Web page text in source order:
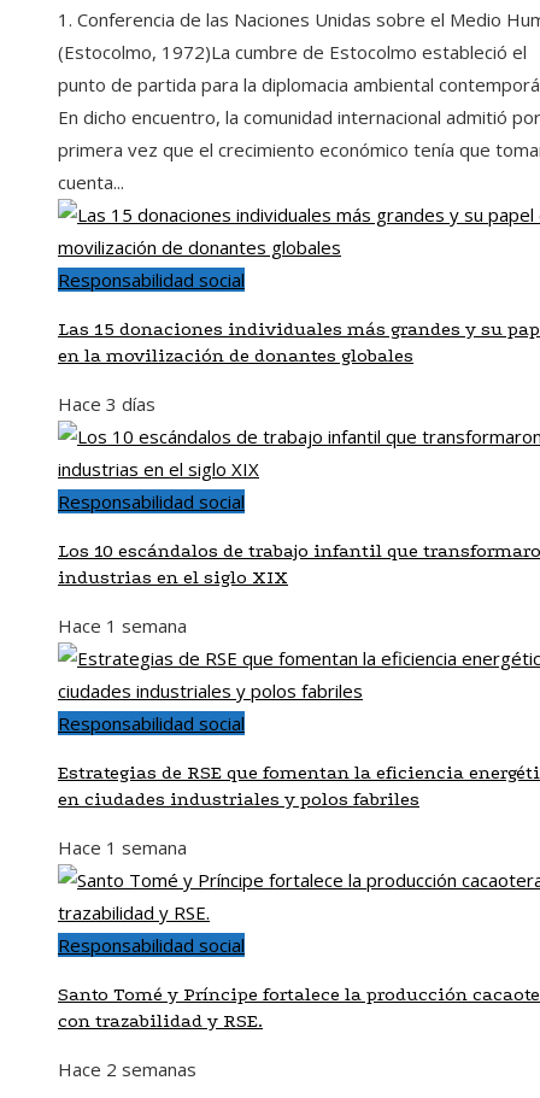
1. Conferencia de las Naciones Unidas sobre el Medio
(Estocolmo, 1972)La cumbre de Estocolmo estableció el
punto de partida para la diplomacia ambiental
En dicho encuentro, la comunidad internacional admitió por
primera vez que el crecimiento económico tenía que
cuenta...
Responsabilidad social
Las 15 donaciones individuales más grandes y su
en la movilización de donantes globales
Hace 3 días
Responsabilidad social
Los 10 escándalos de trabajo infantil que
industrias en el siglo XIX
Hace 1 semana
Responsabilidad social
Estrategias de RSE que fomentan la eficiencia
en ciudades industriales y polos fabriles
Hace 1 semana
Responsabilidad social
Santo Tomé y Príncipe fortalece la producción
con trazabilidad y RSE.
Hace 2 semanas